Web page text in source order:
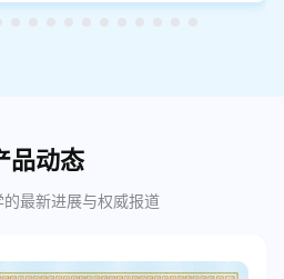
品动态
的最新进展与权威报道